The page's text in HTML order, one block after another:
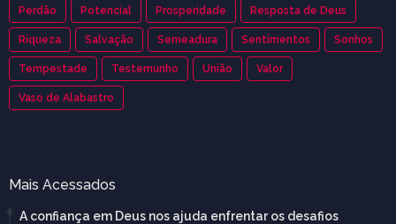
Perdão Potencial Prosperidade Resposta de Deus
Riqueza Salvação Semeadura Sentimentos Sonhos
Tempestade Testemunho União Valor
Vaso de Alabastro
Mais Acessados
A confiança em Deus nos ajuda enfrentar os desafios